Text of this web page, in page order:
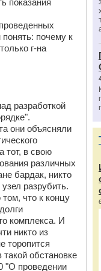
показания
почему к
г-на
разработкой
они объясняли
тот, в свою
различных
бардак, никто
разрубить.
что к концу
комплекса. И
никто из
торопится
обстановке
"О проведении